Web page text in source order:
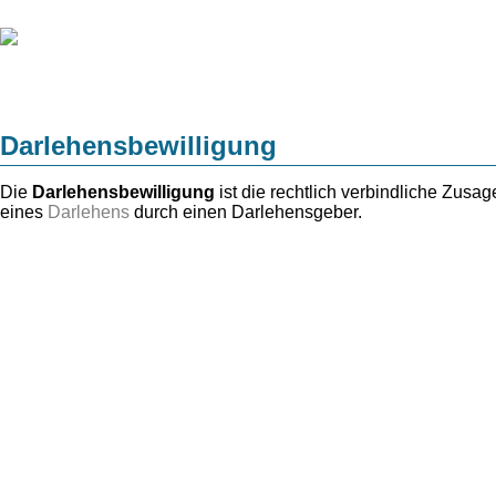
Darlehensbewilligung
Die Darlehensbewilligung ist die rechtlich verbindliche
eines Darlehens durch einen Darlehensgeber.